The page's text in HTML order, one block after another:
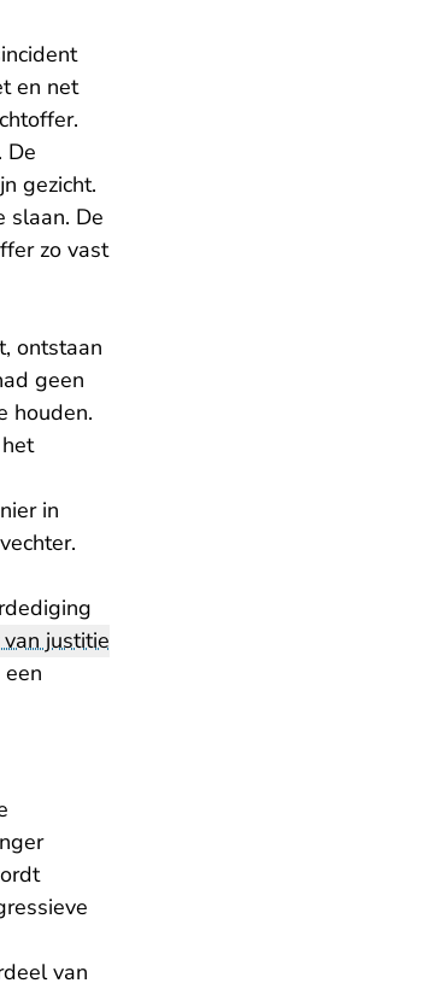
en net
De
gezicht.
slaan. De
zo vast
ontstaan
geen
houden.
in
justitie
van